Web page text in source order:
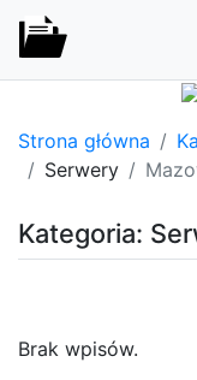
Strona główna
Serwery
Kategoria:
Brak wpisów.